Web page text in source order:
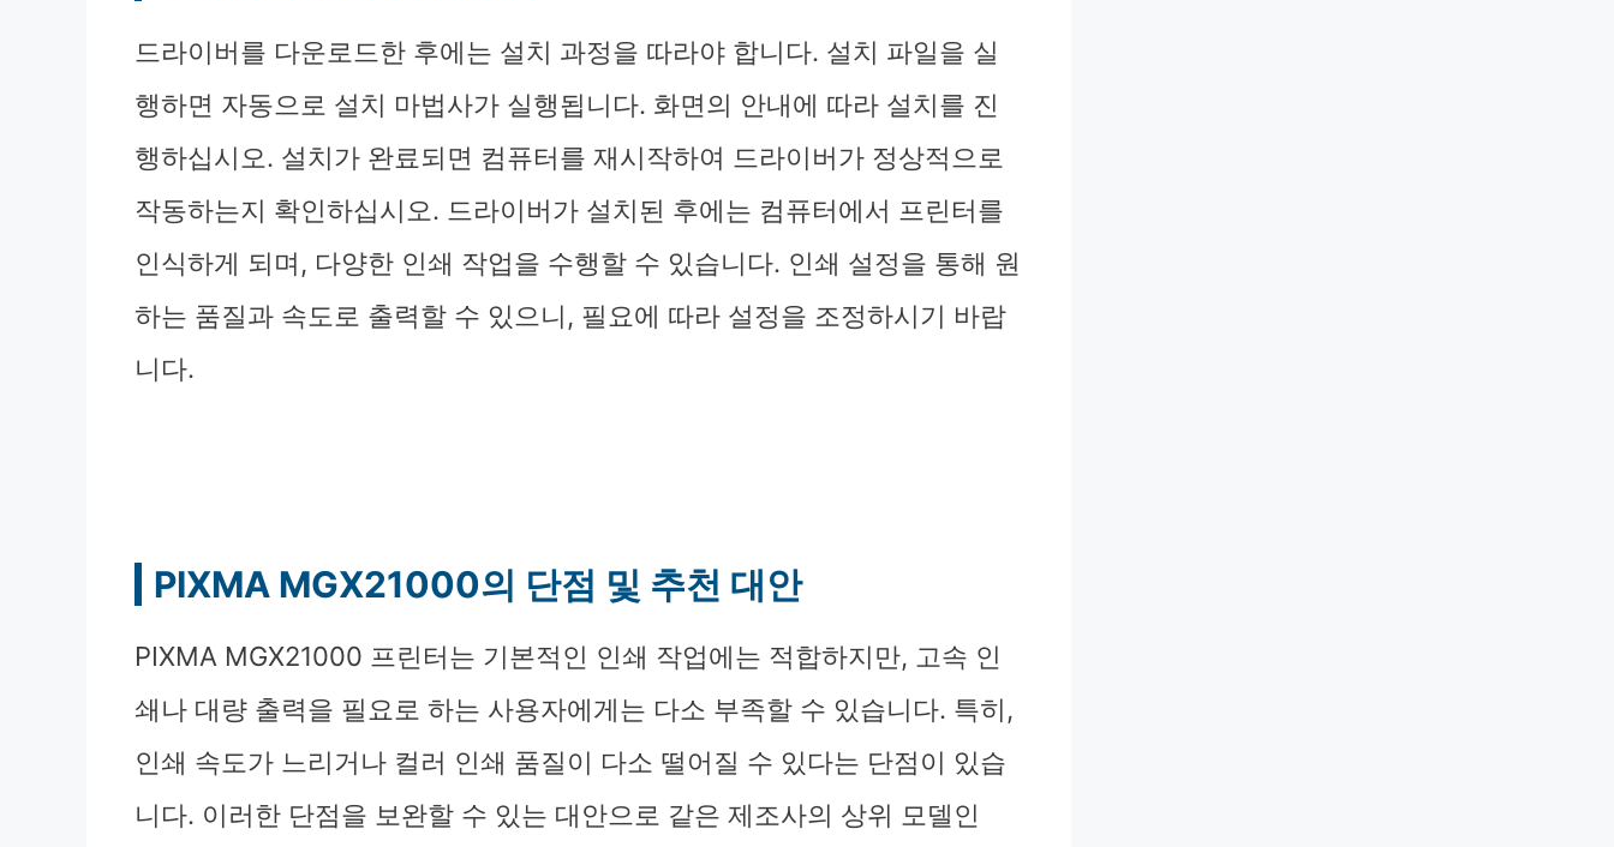
드라이버를 다운로드한 후에는 설치 과정을 따라야 합니다. 설치 파일을 실
행하면 자동으로 설치 마법사가 실행됩니다. 화면의 안내에 따라 설치를 진
행하십시오. 설치가 완료되면 컴퓨터를 재시작하여 드라이버가 정상적으로
작동하는지 확인하십시오. 드라이버가 설치된 후에는 컴퓨터에서 프린터를
인식하게 되며, 다양한 인쇄 작업을 수행할 수 있습니다. 인쇄 설정을 통해 원
하는 품질과 속도로 출력할 수 있으니, 필요에 따라 설정을 조정하시기 바랍
니다.
PIXMA MGX21000의 단점 및 추천 대안
PIXMA MGX21000 프린터는 기본적인 인쇄 작업에는 적합하지만, 고속 인
쇄나 대량 출력을 필요로 하는 사용자에게는 다소 부족할 수 있습니다. 특히,
인쇄 속도가 느리거나 컬러 인쇄 품질이 다소 떨어질 수 있다는 단점이 있습
니다. 이러한 단점을 보완할 수 있는 대안으로 같은 제조사의 상위 모델인